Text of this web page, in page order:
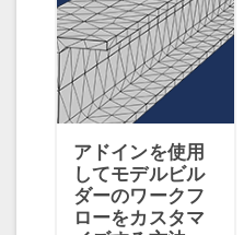
アドインを使用
してモデルビル
ダーのワークフ
ローをカスタマ